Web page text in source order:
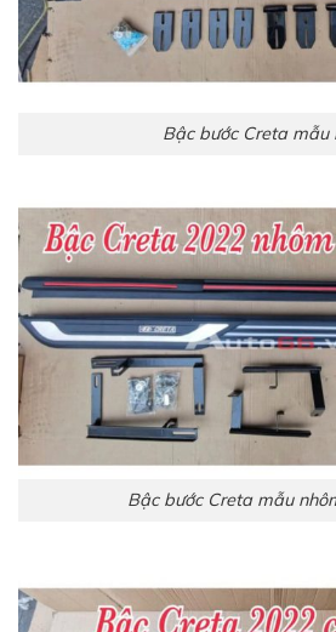
Bậc bước Creta mẫu
Bậc bước Creta mẫu